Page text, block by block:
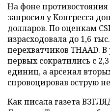
На фоне
запросил у Конгресса
долларов. По оценкам
израсходовала до 1,6
перехватчиков THAAD. В
первых сократились с
единиц, а арсенал
спровоцировав острую
Как писала газета